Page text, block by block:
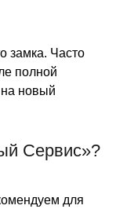
замка. Часто
полной
на новый
Сервис»?
для